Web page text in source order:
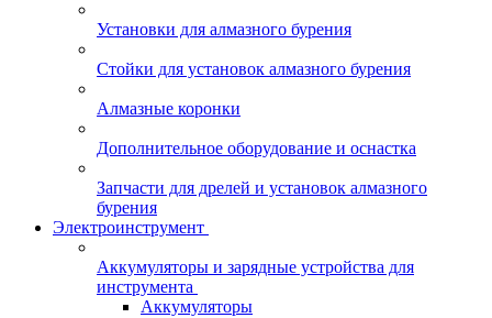
Установки для алмазного бурения
Стойки для установок алмазного бурения
Алмазные коронки
Дополнительное оборудование и оснастка
Запчасти для дрелей и установок алмазного
бурения
Электроинструмент
Аккумуляторы и зарядные устройства для
инструмента
Аккумуляторы